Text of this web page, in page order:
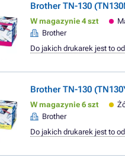
Brother TN-130
W magazynie 4 szt
Brother
Do jakich drukarek jest to
Brother TN-130
W magazynie 6 szt
Brother
Do jakich drukarek jest to